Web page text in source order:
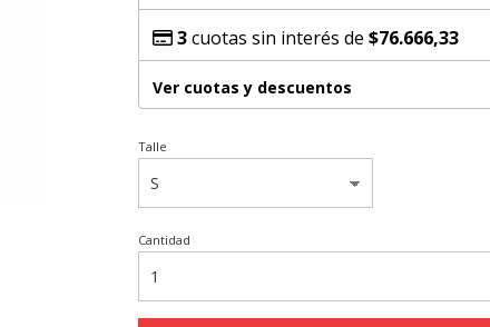
3cuotas sin interés de $76.666,33
Ver cuotas y descuentos
Talle
Cantidad